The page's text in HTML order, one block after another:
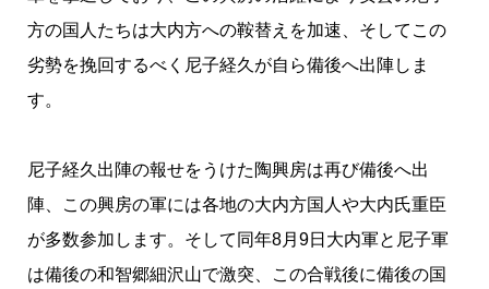
方の国人たちは大内方への鞍替えを加速、そしてこの
劣勢を挽回するべく尼子経久が自ら備後へ出陣しま
す。
尼子経久出陣の報せをうけた陶興房は再び備後へ出
陣、この興房の軍には各地の大内方国人や大内氏重臣
が多数参加します。そして同年8月9日大内軍と尼子軍
は備後の和智郷細沢山で激突、この合戦後に備後の国